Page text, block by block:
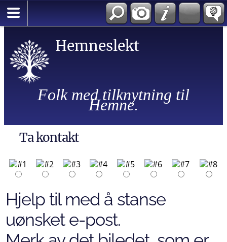
Hemneslekt
Folk med tilknytning til
Hemne.
Ta kontakt
Hjelp til med å stanse
uønsket e-post.